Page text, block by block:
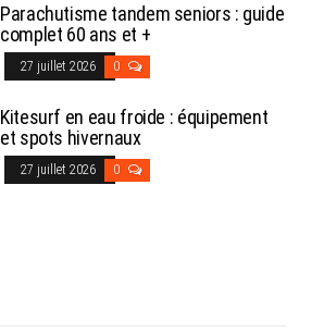
Parachutisme tandem seniors : guide
complet 60 ans et +
27 juillet 2026 0
Kitesurf en eau froide : équipement
et spots hivernaux
27 juillet 2026 0